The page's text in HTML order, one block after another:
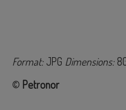
Format: JPG Dimensions:
© Petronor